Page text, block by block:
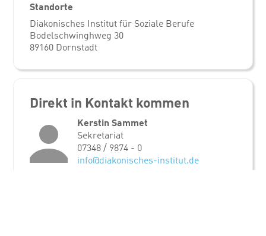
Standorte
Diakonisches Institut für Soziale Berufe
Bodelschwinghweg 30
89160 Dornstadt
Direkt in Kontakt kommen
Kerstin Sammet
Sekretariat
07348 / 9874 - 0
info@diakonisches-institut.de